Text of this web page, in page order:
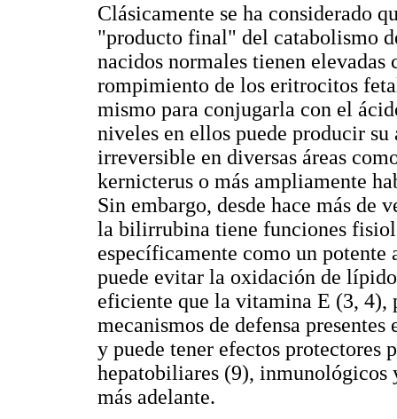
Clásicamente se ha considerado
"producto final" del catabolismo
nacidos normales tienen
rompimiento de los eritrocitos
mismo para conjugarla con el
niveles en ellos puede producir
irreversible en diversas áreas
kernicterus o más ampliamente
Sin embargo, desde hace más de
la bilirrubina tiene funciones
específicamente como un
puede evitar la oxidación de
eficiente que la vitamina E (3, 4),
mecanismos de defensa
y puede tener efectos protectores
hepatobiliares (9), inmunológicos
más adelante.